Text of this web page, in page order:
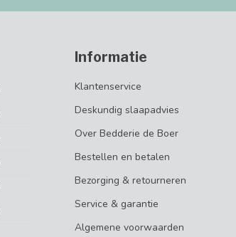
Informatie
Klantenservice
Deskundig slaapadvies
Over Bedderie de Boer
Bestellen en betalen
Bezorging & retourneren
Service & garantie
Algemene voorwaarden